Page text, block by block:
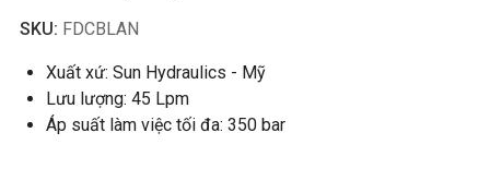
SKU: FDCBLAN
Xuất xứ: Sun Hydraulics - Mỹ
Lưu lượng: 45 Lpm
Áp suất làm việc tối đa: 350 bar